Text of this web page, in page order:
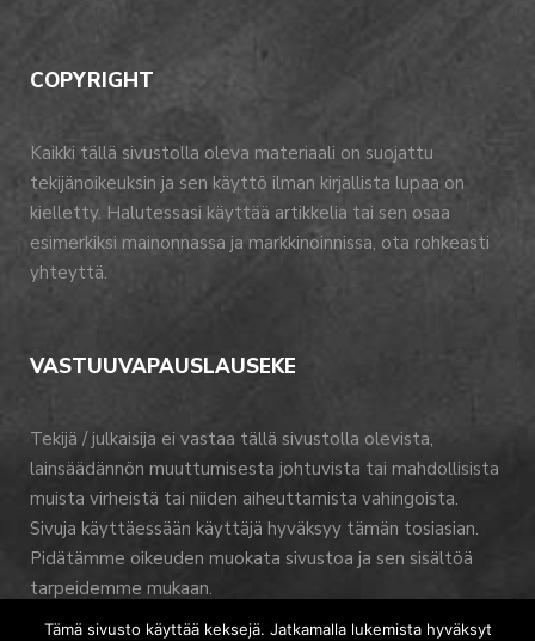
COPYRIGHT
Kaikki tällä sivustolla oleva materiaali on suojattu
tekijänoikeuksin ja sen käyttö ilman kirjallista lupaa on
kielletty. Halutessasi käyttää artikkelia tai sen osaa
esimerkiksi mainonnassa ja markkinoinnissa, ota rohkeasti
yhteyttä.
VASTUUVAPAUSLAUSEKE
Tekijä / julkaisija ei vastaa tällä sivustolla olevista,
lainsäädännön muuttumisesta johtuvista tai mahdollisista
muista virheistä tai niiden aiheuttamista vahingoista.
Sivuja käyttäessään käyttäjä hyväksyy tämän tosiasian.
Pidätämme oikeuden muokata sivustoa ja sen sisältöä
tarpeidemme mukaan.
Tämä sivusto käyttää keksejä. Jatkamalla lukemista hyväksyt